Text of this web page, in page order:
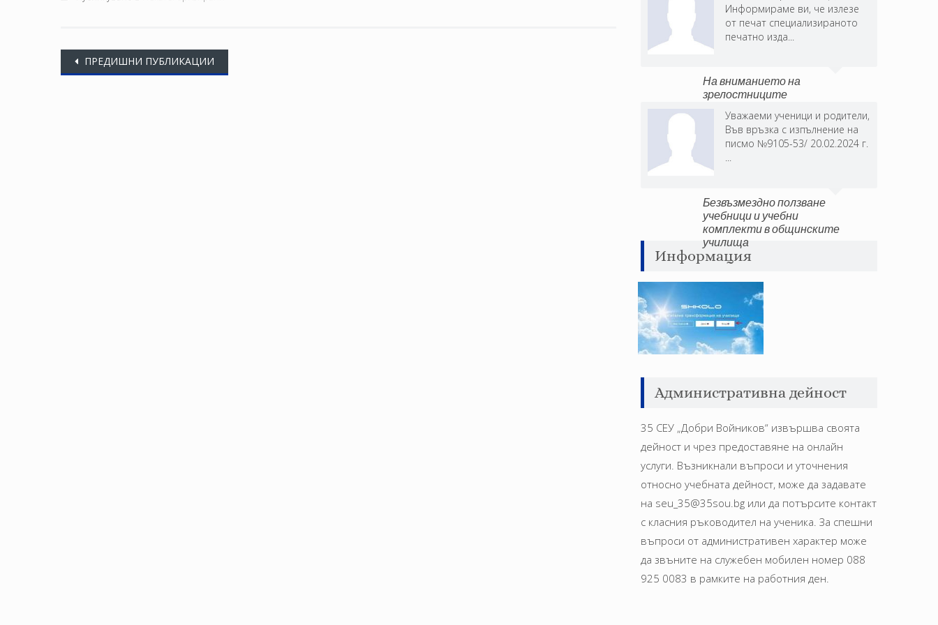
Posts
ПРЕДИШНИ ПУБЛИКАЦИИ
Информираме ви, че излезе
от печат специализираното
печатно изда...
На вниманието на
зрелостниците
Уважаеми ученици и родители,
Във връзка с изпълнение на
писмо №9105-53/ 20.02.2024 г.
...
Безвъзмездно ползване
учебници и учебни
комплекти в общинските
училища
Информация
Административна дейност
35 СЕУ „Добри Войников“ извършва своята
дейност и чрез предоставяне на онлайн
услуги. Възникнали въпроси и уточнения
относно учебната дейност, може да задавате
на seu_35@35sou.bg или да потърсите контакт
с класния ръководител на ученика. За спешни
въпроси от административен характер може
да звъните на служебен мобилен номер 088
925 0083 в рамките на работния ден.